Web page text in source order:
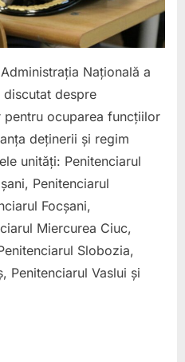
Am
cerut
Națională a
discutat despre
ocuparea funcțiilor
deținerii și regim
unități: Penitenciarul
Penitenciarul
Focșani,
Miercurea Ciuc,
Slobozia,
Penitenciarul Vaslui și